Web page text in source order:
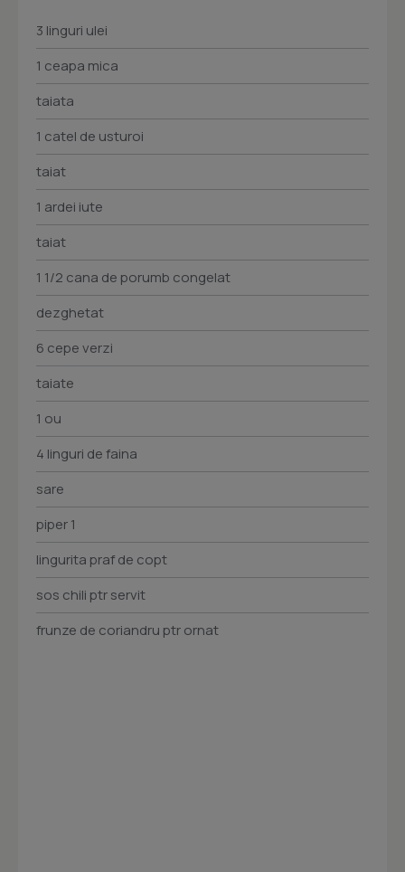
3 linguri ulei
1 ceapa mica
taiata
1 catel de usturoi
taiat
1 ardei iute
taiat
1 1/2 cana de porumb congelat
dezghetat
6 cepe verzi
taiate
1 ou
4 linguri de faina
sare
piper 1
lingurita praf de copt
sos chili ptr servit
frunze de coriandru ptr ornat